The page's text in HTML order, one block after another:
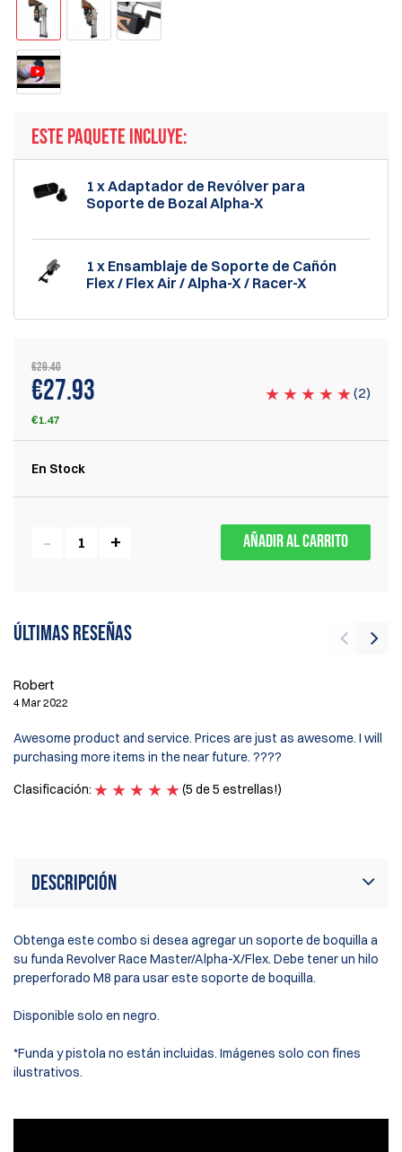
ESTE PAQUETE INCLUYE:
1 x Adaptador de Revólver para
Soporte de Bozal Alpha-X
1 x Ensamblaje de Soporte de Cañón
Flex / Flex Air / Alpha-X / Racer-X
€29.40
€27.93
€1.47
(2)
En Stock
AÑADIR AL CARRITO
Últimas reseñas
Robert
4 Mar 2022
Awesome product and service. Prices are just as awesome. I will
purchasing more items in the near future. ????
Clasificación:
(5 de 5 estrellas!)
Descripción
Obtenga este combo si desea agregar un soporte de boquilla a
su funda Revolver Race Master/Alpha-X/Flex. Debe tener un hilo
preperforado M8 para usar este soporte de boquilla.
Disponible solo en negro.
*Funda y pistola no están incluidas. Imágenes solo con fines
ilustrativos.